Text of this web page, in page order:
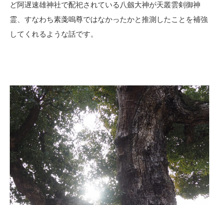
ど阿遅速雄神社で配祀されている八劔大神が天叢雲剣御神
霊、すなわち素戔嗚尊ではなかったかと推測したことを補強
してくれるような話です。